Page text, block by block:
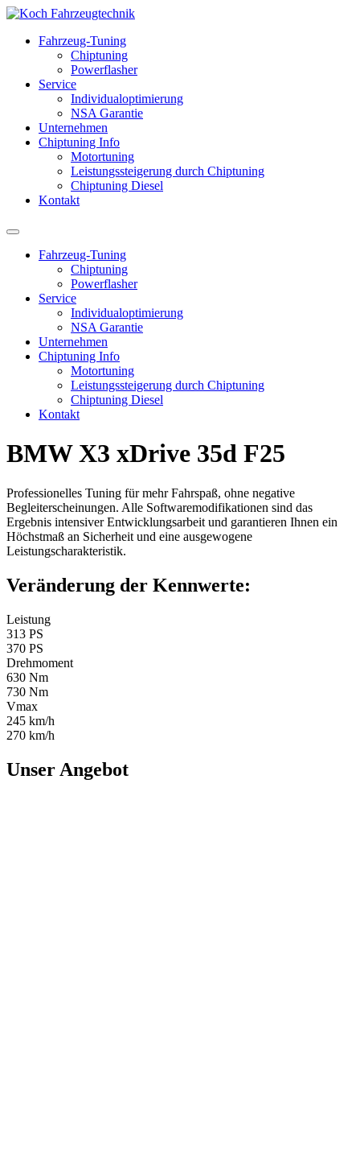
Fahrzeug-Tuning
Chiptuning
Powerflasher
Service
Individualoptimierung
NSA Garantie
Unternehmen
Chiptuning Info
Motortuning
Leistungssteigerung durch Chiptuning
Chiptuning Diesel
Kontakt
Fahrzeug-Tuning
Chiptuning
Powerflasher
Service
Individualoptimierung
NSA Garantie
Unternehmen
Chiptuning Info
Motortuning
Leistungssteigerung durch Chiptuning
Chiptuning Diesel
Kontakt
BMW X3 xDrive 35d F25
Professionelles Tuning für mehr Fahrspaß, ohne negative
Begleiterscheinungen. Alle Softwaremodifikationen sind das
Ergebnis intensiver Entwicklungsarbeit und garantieren Ihnen ein
Höchstmaß an Sicherheit und eine ausgewogene
Leistungscharakteristik.
Veränderung der Kennwerte:
Leistung
313 PS
370 PS
Drehmoment
630 Nm
730 Nm
Vmax
245 km/h
270 km/h
Unser Angebot